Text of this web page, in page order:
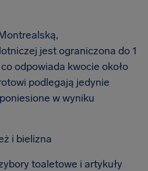
jest ograniczona do 1
odpowiada kwocie około
podlegają jedynie
poniesione w wyniku
i bielizna
toaletowe i artykuły